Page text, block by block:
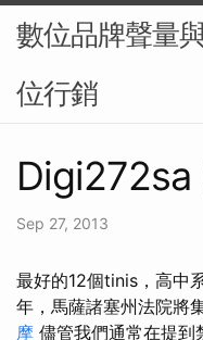
數位品牌聲量
位行銷
Digi272sa
Sep 27, 2013
最好的12個tinis，高中
年，馬薩諸塞州法院將
摩 儘管我們通常在提到